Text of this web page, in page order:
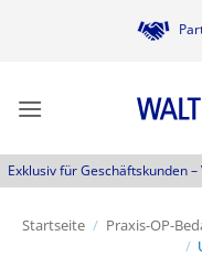
Exklusiv für Geschäftskunden –
Startseite / Praxis-OP-
/